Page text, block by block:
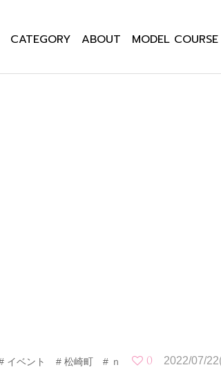
CATEGORY ABOUT MODEL COURSE
2022/07/
0
イベント 松崎町 ｎ